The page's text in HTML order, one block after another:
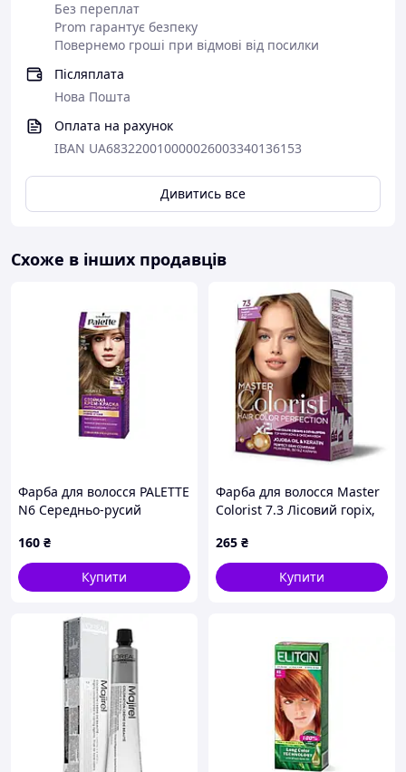
Без переплат
Prom гарантує безпеку
Повернемо гроші при відмові від посилки
Післяплата
Нова Пошта
Оплата на рахунок
IBAN UA683220010000026003340136153
Дивитись все
Схоже в інших продавців
Фарба для волосся PALETTE
N6 Середньо-русий
160 ₴
Купити
Фарба для волосся Master
Colorist 7.3 Лісовий горіх,
265 ₴
Купити